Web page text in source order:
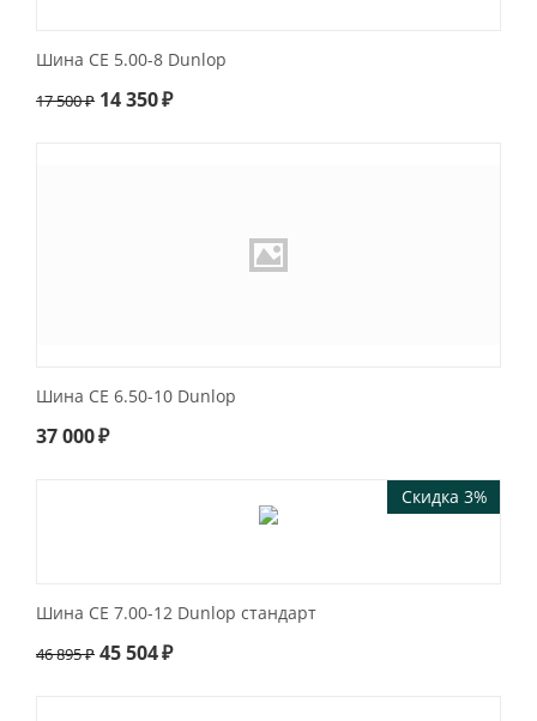
Шина СЕ 5.00-8 Dunlop
17 500₽ 14 350₽
Шина СЕ 6.50-10 Dunlop
37 000₽
Скидка 3%
Шина СЕ 7.00-12 Dunlop стандарт
46 895₽ 45 504₽